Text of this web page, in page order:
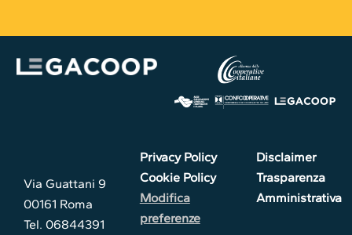
Via Guattani 9
00161 Roma
Tel. 06844391
Privacy Policy
Cookie Policy
Modifica
preferenze
Disclaimer
Trasparenza
Amministrativa